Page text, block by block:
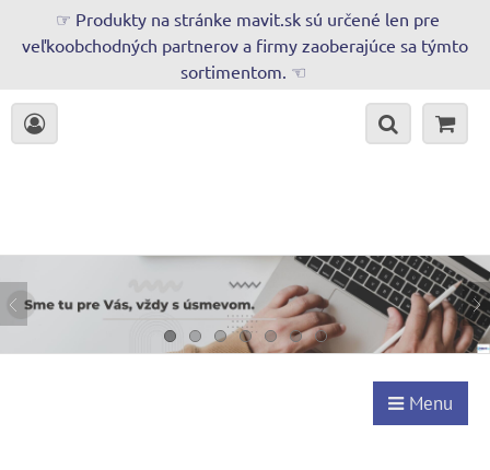
☞ Produkty na stránke mavit.sk sú určené len pre
veľkoobchodných partnerov a firmy zaoberajúce sa týmto
sortimentom. ☜
Menu